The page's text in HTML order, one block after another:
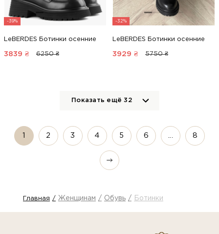
-39%
LeBERDES Ботинки осенние
3839 ₴ 6250 ₴
-32%
LeBERDES Ботинки осенние
3929 ₴ 5750 ₴
Показать ещё32
1 2 3 4 5 6 8
Главная Женщинам Обувь Ботинки